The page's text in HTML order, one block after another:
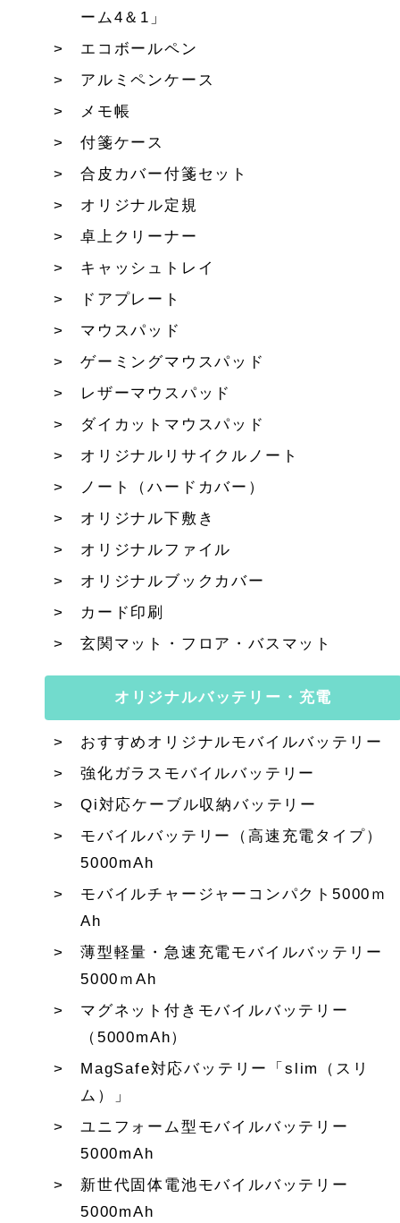
ーム4＆1」
エコボールペン
アルミペンケース
メモ帳
付箋ケース
合皮カバー付箋セット
オリジナル定規
卓上クリーナー
キャッシュトレイ
ドアプレート
マウスパッド
ゲーミングマウスパッド
レザーマウスパッド
ダイカットマウスパッド
オリジナルリサイクルノート
ノート（ハードカバー）
オリジナル下敷き
オリジナルファイル
オリジナルブックカバー
カード印刷
玄関マット・フロア・バスマット
オリジナルバッテリー・充電
おすすめオリジナルモバイルバッテリー
強化ガラスモバイルバッテリー
Qi対応ケーブル収納バッテリー
モバイルバッテリー（高速充電タイプ）
5000mAh
モバイルチャージャーコンパクト5000ｍ
Ah
薄型軽量・急速充電モバイルバッテリー
5000ｍAh
マグネット付きモバイルバッテリー
（5000mAh）
MagSafe対応バッテリー「slim（スリ
ム）」
ユニフォーム型モバイルバッテリー
5000mAh
新世代固体電池モバイルバッテリー
5000mAh